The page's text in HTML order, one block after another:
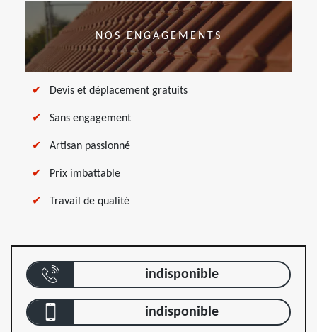
NOS ENGAGEMENTS
Devis et déplacement gratuits
Sans engagement
Artisan passionné
Prix imbattable
Travail de qualité
indisponible
indisponible